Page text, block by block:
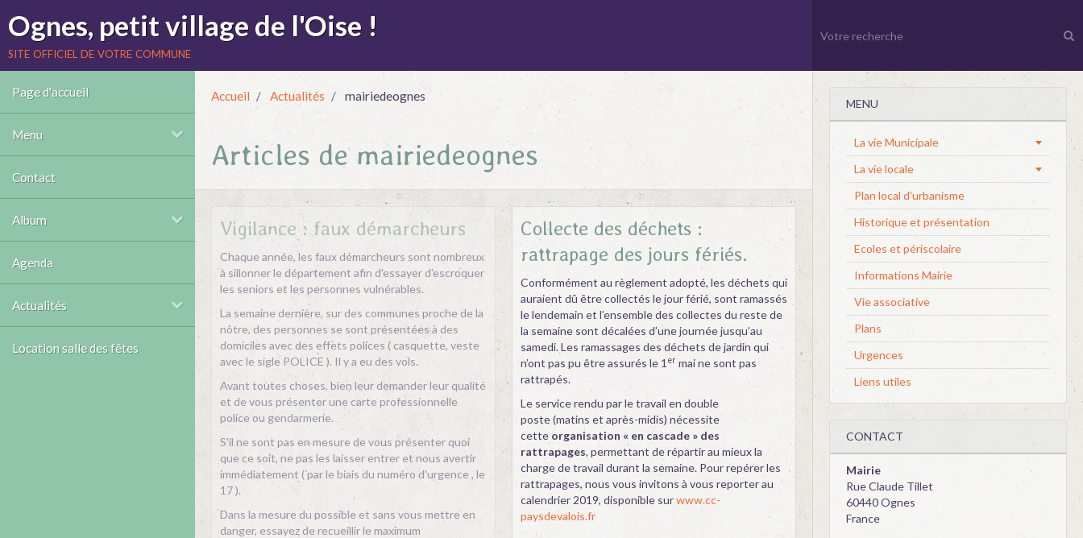
Ognes, petit village de l'Oise !
site officiel de votre commune
Page d'accueil
Menu
Contact
Album
Agenda
Actualités
Location salle des fêtes
Accueil Actualités mairiedeognes
Articles de mairiedeognes
Vigilance : faux démarcheurs
Chaque année, les faux démarcheurs sont nombreux
à sillonner le département afin d'essayer d'escroquer
les seniors et les personnes vulnérables.
La semaine dernière, sur des communes proche de la
nôtre, des personnes se sont présentées à des
domiciles avec des effets polices ( casquette, veste
avec le sigle POLICE ). Il y a eu des vols.
Avant toutes choses, bien leur demander leur qualité
et de vous présenter une carte professionnelle
police ou gendarmerie.
S'il ne sont pas en mesure de vous présenter quoi
que ce soit, ne pas les laisser entrer et nous avertir
immédiatement ( par le biais du numéro d'urgence , le
17 ).
Dans la mesure du possible et sans vous mettre en
danger, essayez de recueillir le maximum
Collecte des déchets :
rattrapage des jours fériés.
Conformément au règlement adopté, les déchets qui
auraient dû être collectés le jour férié, sont ramassés
le lendemain et l’ensemble des collectes du reste de
la semaine sont décalées d’une journée jusqu’au
samedi. Les ramassages des déchets de jardin qui
n’ont pas pu être assurés le 1 ermai ne sont pas
rattrapés.
Le service rendu par le travail en double
poste (matins et après-midis) nécessite
cette organisation « en cascade » des
rattrapages, permettant de répartir au mieux la
charge de travail durant la semaine. Pour repérer les
rattrapages, nous vous invitons à vous reporter au
calendrier 2019, disponible surwww.cc-
paysdevalois.fr
MENU
La vie Municipale
La vie locale
Plan local d'urbanisme
Historique et présentation
Ecoles et périscolaire
Informations Mairie
Vie associative
Plans
Urgences
Liens utiles
CONTACT
Mairie
Rue Claude Tillet
60440 Ognes
France